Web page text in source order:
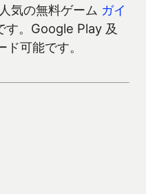
気の無料ゲーム ガイ
す。Google Play 及
可能です。